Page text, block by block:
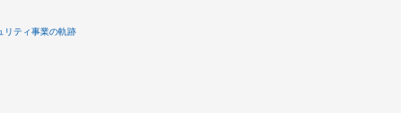
リティ事業の軌跡